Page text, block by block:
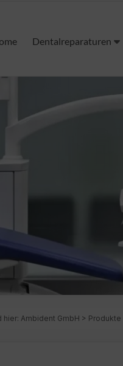
Dentalreparaturen
hier: Ambident GmbH > Produkte